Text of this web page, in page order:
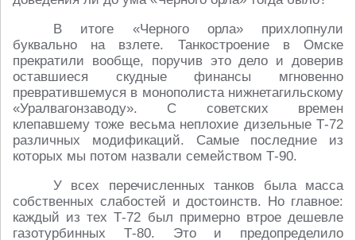
В итоге «Черного орла» прихлопнули
буквально на взлете. Танкостроение в Омске
прекратили вообще, поручив это дело и доверив
оставшиеся скудные финансы мгновенно
превратившемуся в монополиста нижнетагильскому
«Уралвагонзаводу». С советских времен
клепавшему тоже весьма неплохие дизельные Т-72
различных модификаций. Самые последние из
которых мы потом назвали семейством Т-90.
У всех перечисленных танков была масса
собственных слабостей и достоинств. Но главное:
каждый из тех Т-72 был примерно втрое дешевле
газотурбинных Т-80. Это и предопределило